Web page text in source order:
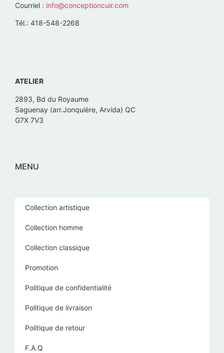
Courriel : info@conceptioncuir.com
Tél.: 418-548-2268
ATELIER
2893, Bd du Royaume
Saguenay (arr.Jonquière, Arvida) QC
G7X 7V3
MENU
Collection artistique
Collection homme
Collection classique
Promotion
Politique de confidentialité
Politique de livraison
Politique de retour
F.A.Q